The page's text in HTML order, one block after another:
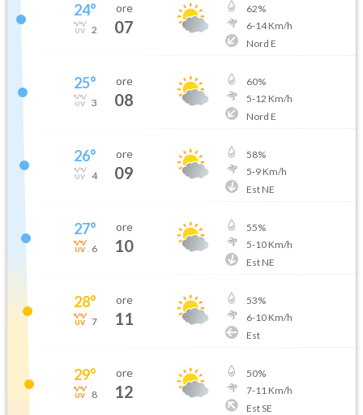
24°
2
ore
07
62%
6-14Km/h
Nord E
25°
3
ore
08
60%
5-12 Km/h
Nord E
26°
4
ore
09
58%
5-9Km/h
Est NE
27°
6
ore
10
55%
5-10Km/h
Est NE
28°
7
ore
11
53%
6-10Km/h
Est
29°
8
ore
12
50%
7-11Km/h
Est SE